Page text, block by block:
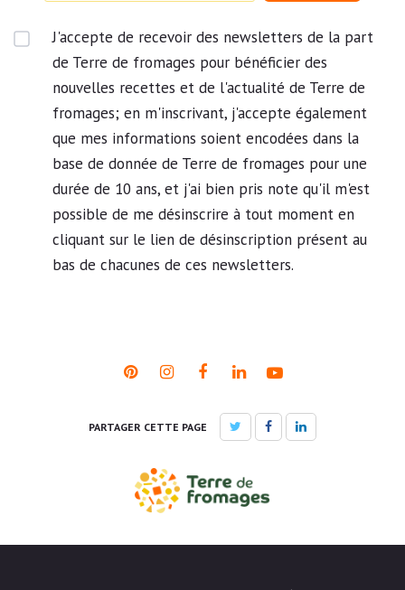
J'accepte de recevoir des newsletters de la part
de Terre de fromages pour bénéficier des
nouvelles recettes et de l'actualité de Terre de
fromages; en m'inscrivant, j'accepte également
que mes informations soient encodées dans la
base de donnée de Terre de fromages pour une
durée de 10 ans, et j'ai bien pris note qu'il m'est
possible de me désinscrire à tout moment en
cliquant sur le lien de désinscription présent au
bas de chacunes de ces newsletters.
PARTAGER CETTE PAGE